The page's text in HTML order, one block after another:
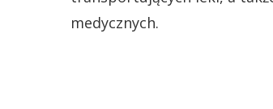
medycznych.